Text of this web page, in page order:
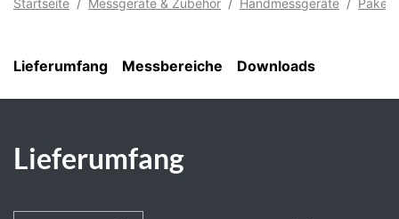
Startseite Messgeräte & Zubehör Handmessgeräte
Lieferumfang Messbereiche Downloads
Lieferumfang